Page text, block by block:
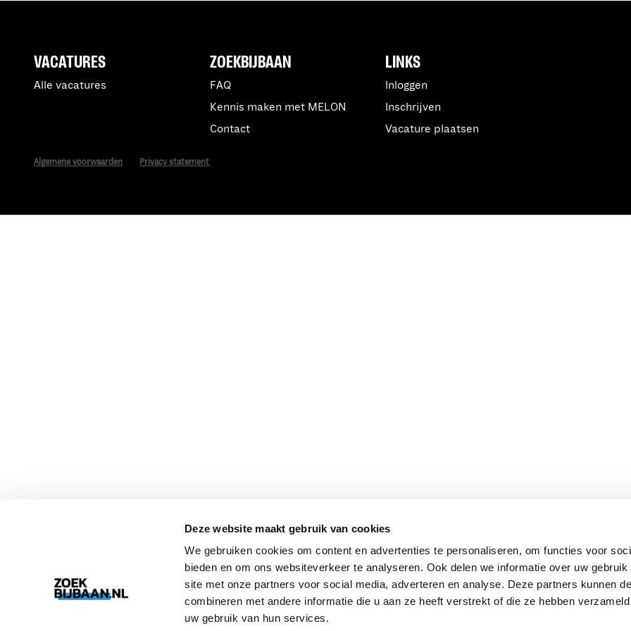
Deze website maakt gebruik van cookies
We gebruiken cookies om content en advertenties te personaliseren, om functies voor
bieden en om ons websiteverkeer te analyseren. Ook delen we informatie over uw gebruik
site met onze partners voor social media, adverteren en analyse. Deze partners kunnen
combineren met andere informatie die u aan ze heeft verstrekt of die ze hebben
uw gebruik van hun services.
LINKS
Inloggen
Inschrijven
Vacature plaatsen
ZOEKBIJBAAN
FAQ
Kennis maken met MELON
Contact
VACATURES
Alle vacatures
Algemene voorwaarden Privacy statement